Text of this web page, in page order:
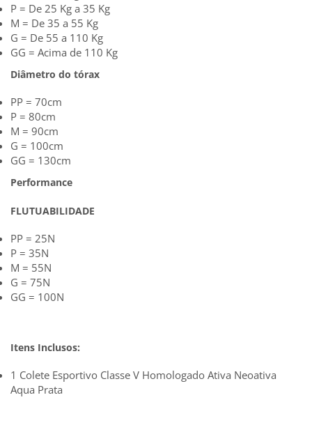
P = De 25 Kg a 35 Kg
M = De 35 a 55 Kg
G = De 55 a 110 Kg
GG = Acima de 110 Kg
Diâmetro do tórax
PP = 70cm
P = 80cm
M = 90cm
G = 100cm
GG = 130cm
Performance
FLUTUABILIDADE
PP = 25N
P = 35N
M = 55N
G = 75N
GG = 100N
Itens Inclusos:
1 Colete Esportivo Classe V Homologado Ativa Neoativa
Aqua Prata